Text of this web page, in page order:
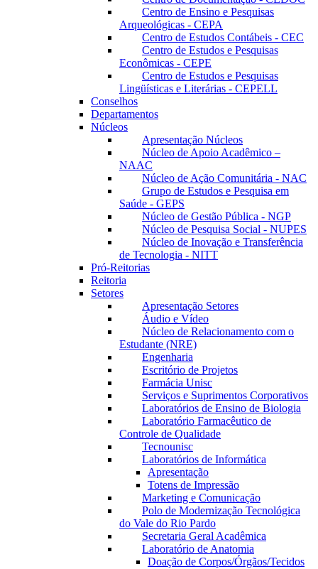
Centro de Ensino e Pesquisas
Arqueológicas - CEPA
Centro de Estudos Contábeis - CEC
Centro de Estudos e Pesquisas
Econômicas - CEPE
Centro de Estudos e Pesquisas
Lingüísticas e Literárias - CEPELL
Conselhos
Departamentos
Núcleos
Apresentação Núcleos
Núcleo de Apoio Acadêmico –
NAAC
Núcleo de Ação Comunitária - NAC
Grupo de Estudos e Pesquisa em
Saúde - GEPS
Núcleo de Gestão Pública - NGP
Núcleo de Pesquisa Social - NUPES
Núcleo de Inovação e Transferência
de Tecnologia - NITT
Pró-Reitorias
Reitoria
Setores
Apresentação Setores
Áudio e Vídeo
Núcleo de Relacionamento com o
Estudante (NRE)
Engenharia
Escritório de Projetos
Farmácia Unisc
Serviços e Suprimentos Corporativos
Laboratórios de Ensino de Biologia
Laboratório Farmacêutico de
Controle de Qualidade
Tecnounisc
Laboratórios de Informática
Apresentação
Totens de Impressão
Marketing e Comunicação
Polo de Modernização Tecnológica
do Vale do Rio Pardo
Secretaria Geral Acadêmica
Laboratório de Anatomia
Doação de Corpos/Órgãos/Tecidos